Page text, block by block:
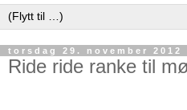
torsdag 29. november 2012
Ride ride ranke til